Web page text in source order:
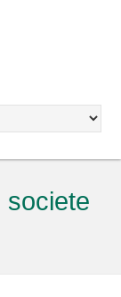
societe